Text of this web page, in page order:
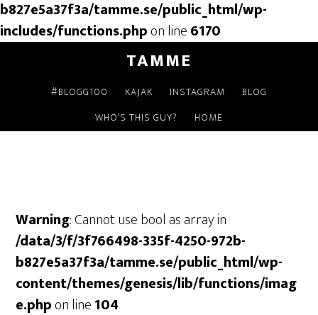
b827e5a37f3a/tamme.se/public_html/wp-
includes/functions.phpon line6170
TAMME
#BLOGG100 KAJAK INSTAGRAM
BLOG
WHO’S THIS GUY?
HOME
Warning: Cannot use bool as array in
/data/3/f/3f766498-335f-4250-972b-
b827e5a37f3a/tamme.se/public_html/wp-
content/themes/genesis/lib/functions/imag
e.phpon line104